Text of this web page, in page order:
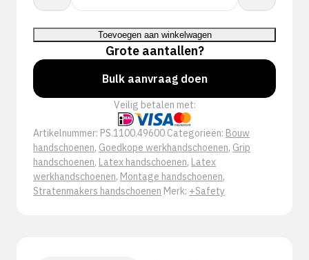
aantal
Toevoegen aan winkelwagen
Grote aantallen?
Bulk aanvraag doen
Veilig betalen met:
Artikelnummer: PS.1100.49600 Categorieën: Bouw
handschoenen, Goedkope werkhandschoenen, Grip
handschoenen, Latex handschoenen, Latex
werkhandschoenen, Montage handschoenen,
Stratenmakers handschoenen Merk: +Safety